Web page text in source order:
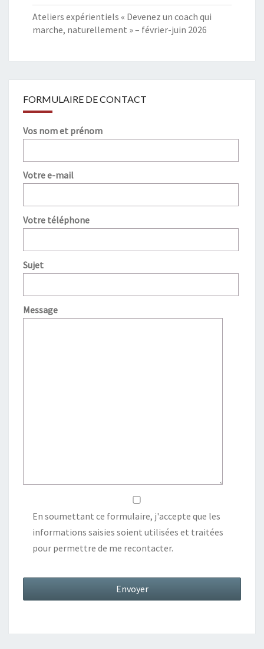
Ateliers expérientiels « Devenez un coach qui
marche, naturellement » – février-juin 2026
FORMULAIRE DE CONTACT
Vos nom et prénom
Votre e-mail
Votre téléphone
Sujet
Message
En soumettant ce formulaire, j'accepte que les
informations saisies soient utilisées et traitées
pour permettre de me recontacter.